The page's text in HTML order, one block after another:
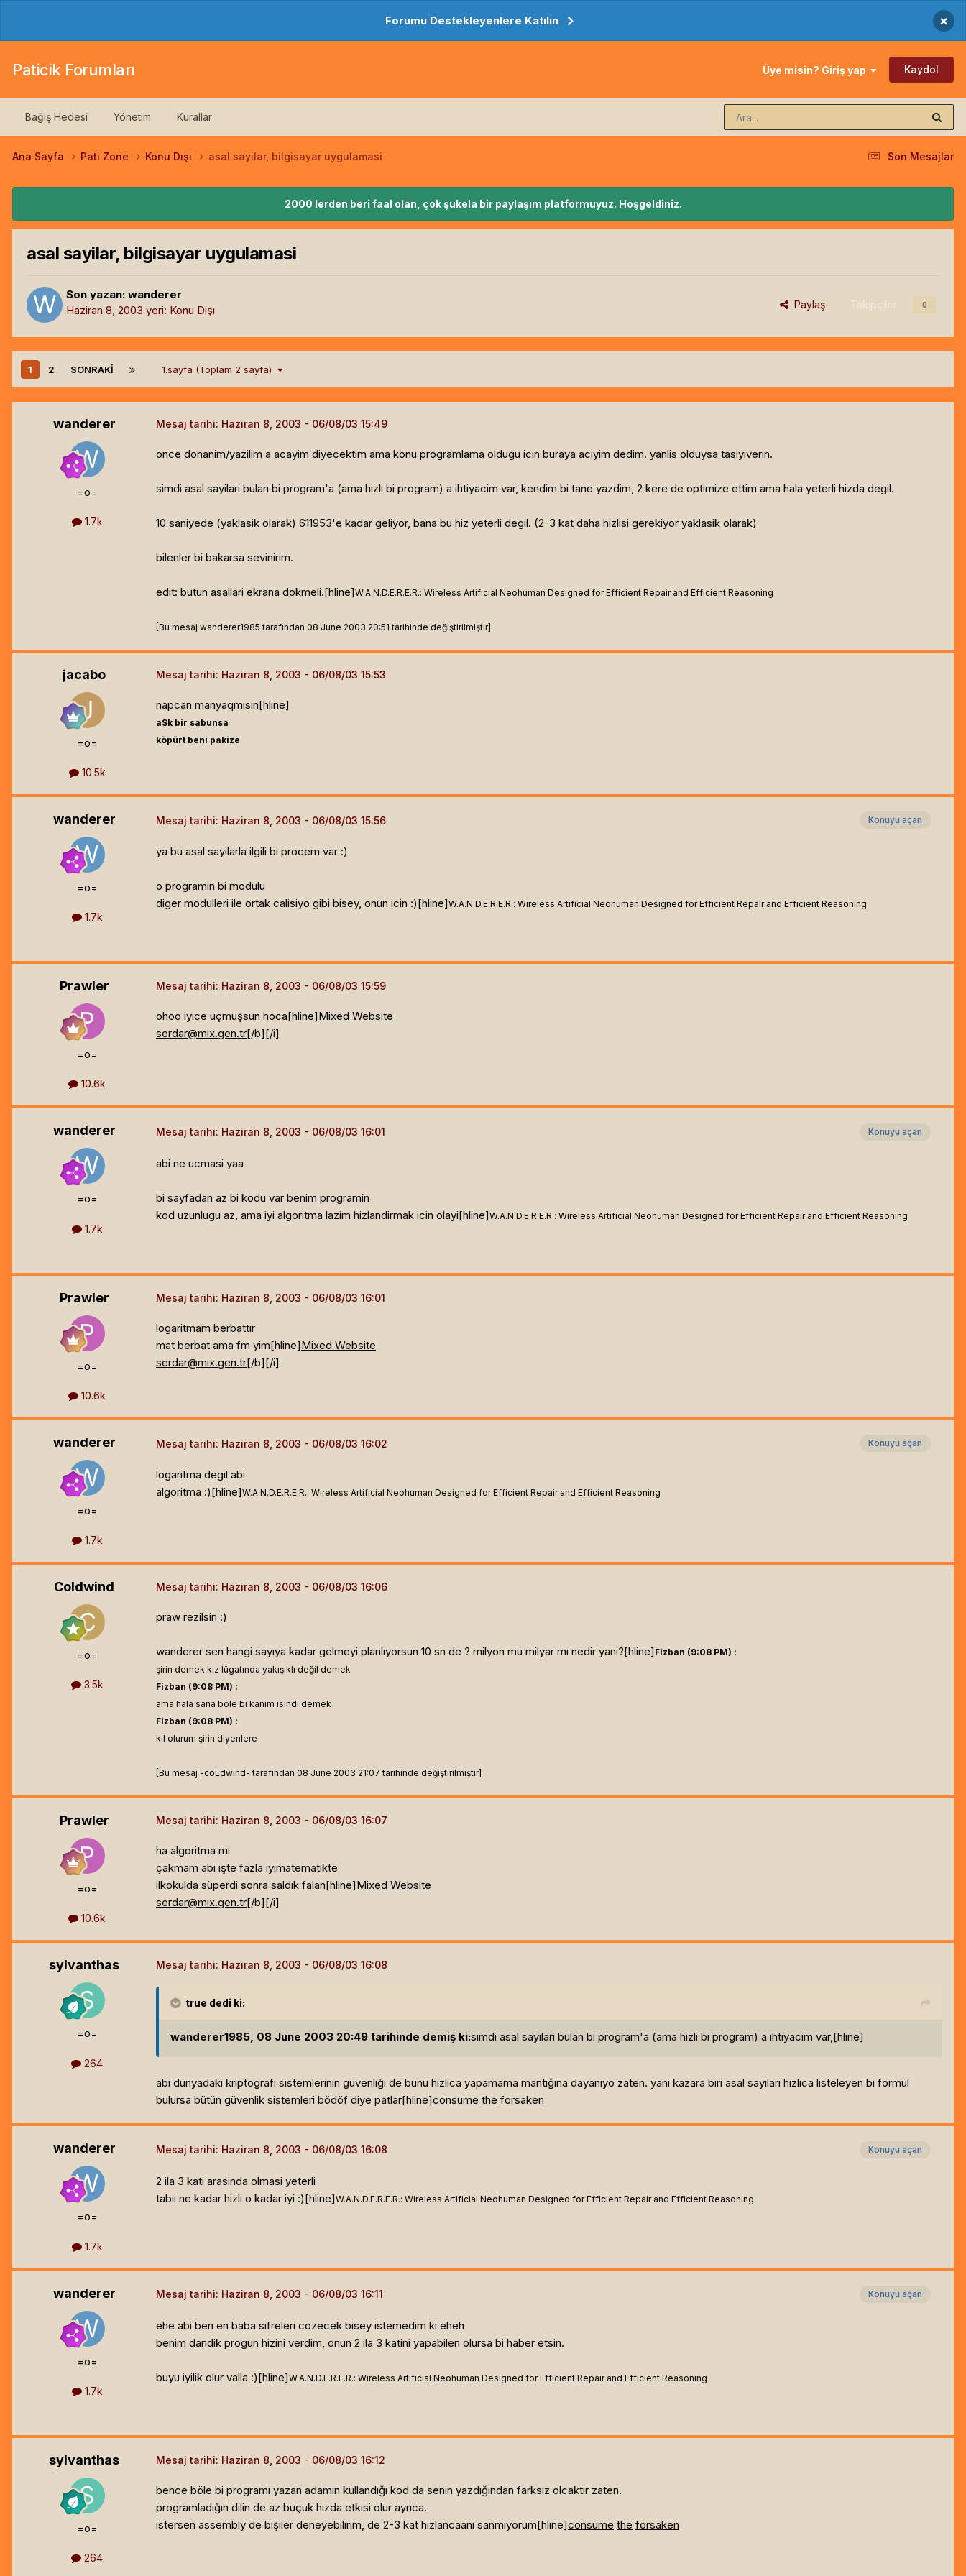
Forumu Destekleyenlere Katılın ×
Paticik Forumları Üye misin? Giriş yap Kaydol
Bağış Hedesi Yönetim Kurallar
Son Mesajlar
Ana Sayfa Pati Zone Konu Dışı asal sayilar, bilgisayar uygulamasi
2000 lerden beri faal olan, çok şukela bir paylaşım platformuyuz. Hoşgeldiniz.
asal sayilar, bilgisayar uygulamasi
Son yazan: wanderer
Haziran 8, 2003 yeri: Konu Dışı Paylaş Takipçiler 0
1 2 SONRAKI 1.sayfa (Toplam 2 sayfa)
wanderer
=o=
1.7k
Mesaj tarihi: Haziran 8, 2003
once donanim/yazilim a acayim diyecektim ama konu programlama oldugu icin buraya aciyim dedim. yanlis olduysa tasiyiverin.
simdi asal sayilari bulan bi program'a (ama hizli bi program) a ihtiyacim var, kendim bi tane yazdim, 2 kere de optimize ettim ama hala yeterli hizda degil.
10 saniyede (yaklasik olarak) 611953'e kadar geliyor, bana bu hiz yeterli degil. (2-3 kat daha hizlisi gerekiyor yaklasik olarak)
bilenler bi bakarsa sevinirim.
edit: butun asallari ekrana dokmeli.[hline]W.A.N.D.E.R.E.R.: Wireless Artificial Neohuman Designed for Efficient Repair and Efficient Reasoning
[Bu mesaj wanderer1985 tarafından 08 June 2003 20:51 tarihinde değiştirilmiştir]
jacabo
=o=
10.5k
Mesaj tarihi: Haziran 8, 2003
napcan manyaqmısın[hline]
a$k bir sabunsa
köpürt beni pakize
wanderer
=o=
1.7k
Konuyu açan
Mesaj tarihi: Haziran 8, 2003
ya bu asal sayilarla ilgili bi procem var :)
o programin bi modulu
diger modulleri ile ortak calisiyo gibi bisey, onun icin :)[hline]W.A.N.D.E.R.E.R.: Wireless Artificial Neohuman Designed for Efficient Repair and Efficient Reasoning
Prawler
=o=
10.6k
Mesaj tarihi: Haziran 8, 2003
ohoo iyice uçmuşsun hoca[hline]Mixed Website
serdar@mix.gen.tr[/b][/i]
wanderer
=o=
1.7k
Konuyu açan
Mesaj tarihi: Haziran 8, 2003
abi ne ucmasi yaa
bi sayfadan az bi kodu var benim programin
kod uzunlugu az, ama iyi algoritma lazim hizlandirmak icin olayi[hline]W.A.N.D.E.R.E.R.: Wireless Artificial Neohuman Designed for Efficient Repair and Efficient Reasoning
Prawler
=o=
10.6k
Mesaj tarihi: Haziran 8, 2003
logaritmam berbattır
mat berbat ama fm yim[hline]Mixed Website
serdar@mix.gen.tr[/b][/i]
wanderer
=o=
1.7k
Konuyu açan
Mesaj tarihi: Haziran 8, 2003
logaritma degil abi
algoritma :)[hline]W.A.N.D.E.R.E.R.: Wireless Artificial Neohuman Designed for Efficient Repair and Efficient Reasoning
Coldwind
=o=
3.5k
Mesaj tarihi: Haziran 8, 2003
praw rezilsin :)
wanderer sen hangi sayıya kadar gelmeyi planlıyorsun 10 sn de ? milyon mu milyar mı nedir yani?[hline] Fizban (9:08 PM) :
şirin demek kız lügatında yakışıklı değil demek
Fizban (9:08 PM) :
ama hala sana böle bi kanım ısındı demek
Fizban (9:08 PM) :
kıl olurum şirin diyenlere
[Bu mesaj -coLdwind- tarafından 08 June 2003 21:07 tarihinde değiştirilmiştir]
Prawler
=o=
10.6k
Mesaj tarihi: Haziran 8, 2003
ha algoritma mi
çakmam abi işte fazla iyimatematikte
ilkokulda süperdi sonra saldık falan[hline]Mixed Website
serdar@mix.gen.tr[/b][/i]
sylvanthas
=o=
264
Mesaj tarihi: Haziran 8, 2003
true dedi ki:
wanderer1985, 08 June 2003 20:49 tarihinde demiş ki:simdi asal sayilari bulan bi program'a (ama hizli bi program) a ihtiyacim var,[hline]
abi dünyadaki kriptografi sistemlerinin güvenliği de bunu hızlıca yapamama mantığına dayanıyo zaten. yani kazara biri asal sayıları hızlıca listeleyen bi formül
bulursa bütün güvenlik sistemleri bödöf diye patlar[hline]consume the forsaken
wanderer
=o=
1.7k
Konuyu açan
Mesaj tarihi: Haziran 8, 2003
2 ila 3 kati arasinda olmasi yeterli
tabii ne kadar hizli o kadar iyi :)[hline]W.A.N.D.E.R.E.R.: Wireless Artificial Neohuman Designed for Efficient Repair and Efficient Reasoning
wanderer
=o=
1.7k
Konuyu açan
Mesaj tarihi: Haziran 8, 2003
ehe abi ben en baba sifreleri cozecek bisey istemedim ki eheh
benim dandik progun hizini verdim, onun 2 ila 3 katini yapabilen olursa bi haber etsin.
buyu iyilik olur valla :)[hline]W.A.N.D.E.R.E.R.: Wireless Artificial Neohuman Designed for Efficient Repair and Efficient Reasoning
sylvanthas
=o=
264
Mesaj tarihi: Haziran 8, 2003
bence böle bi programı yazan adamın kullandığı kod da senin yazdığından farksız olcaktır zaten.
programladığın dilin de az buçuk hızda etkisi olur ayrıca.
istersen assembly de bişiler deneyebilirim, de 2-3 kat hızlancaanı sanmıyorum[hline]consume the forsaken